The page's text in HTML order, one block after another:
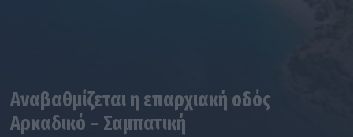
Αναβαθμίζεται η επαρχιακή οδός
Αρκαδικό – Σαμπατική